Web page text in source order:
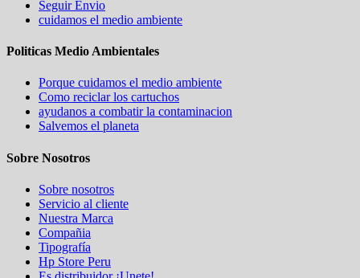
Seguir Envio
cuidamos el medio ambiente
Politicas Medio Ambientales
Porque cuidamos el medio ambiente
Como reciclar los cartuchos
ayudanos a combatir la contaminacion
Salvemos el planeta
Sobre Nosotros
Sobre nosotros
Servicio al cliente
Nuestra Marca
Compañia
Tipografía
Hp Store Peru